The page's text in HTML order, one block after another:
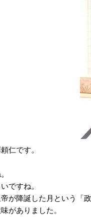
仁です。
ですね。
が降誕した月という「政
がありました。